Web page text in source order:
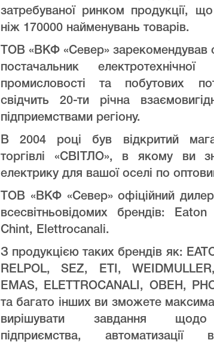
затребуваної ринком продукції,
ніж 170000 найменувань товарів.
ТОВ «ВКФ «Север» зарекомендував
постачальник
промисловості та побутових
свідчить 20-ти річна
підприемствами регіону.
В 2004 році був відкритий
торгівлі «СВІТЛО», в якому ви
електрику для вашої оселі по
ТОВ «ВКФ «Север» офіційний дилер
всесвітньовідомих брендів:
Chint, Elettrocanali.
З продукцією таких брендів як:
RELPOL, SEZ, ETI,
EMAS, ELETTROCANALI, ОВЕН,
та багато інших ви зможете
вирішувати завдання щодо
підприємства, автоматизації